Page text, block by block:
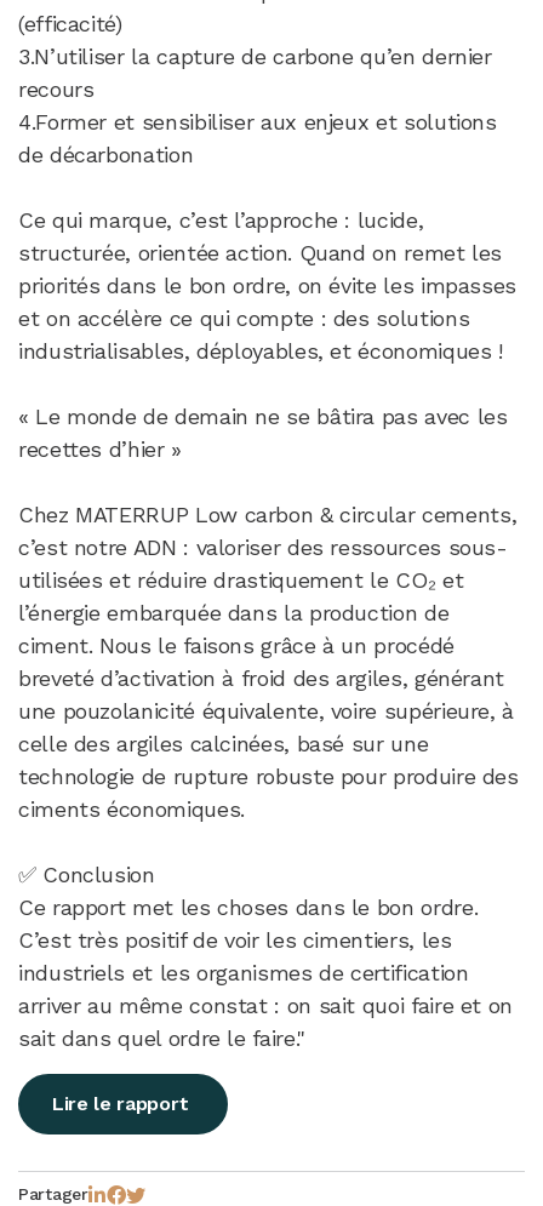
(efficacité)
3.N’utiliser la capture de carbone qu’en dernier
recours
4.Former et sensibiliser aux enjeux et solutions
de décarbonation
Ce qui marque, c’est l’approche : lucide,
structurée, orientée action. Quand on remet les
priorités dans le bon ordre, on évite les impasses
et on accélère ce qui compte : des solutions
industrialisables, déployables, et économiques !
« Le monde de demain ne se bâtira pas avec les
recettes d’hier »
Chez MATERRUP Low carbon & circular cements,
c’est notre ADN : valoriser des ressources sous-
utilisées et réduire drastiquement le CO₂ et
l’énergie embarquée dans la production de
ciment. Nous le faisons grâce à un procédé
breveté d’activation à froid des argiles, générant
une pouzolanicité équivalente, voire supérieure, à
celle des argiles calcinées, basé sur une
technologie de rupture robuste pour produire des
ciments économiques.
✅ Conclusion
Ce rapport met les choses dans le bon ordre.
C’est très positif de voir les cimentiers, les
industriels et les organismes de certification
arriver au même constat : on sait quoi faire et on
sait dans quel ordre le faire."
Lire le rapport
Partager